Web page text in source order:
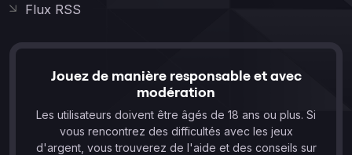
Flux RSS
Jouez de manière responsable et avec
modération
Les utilisateurs doivent être âgés de 18 ans ou plus. Si
vous rencontrez des difficultés avec les jeux
d'argent, vous trouverez de l'aide et des conseils sur